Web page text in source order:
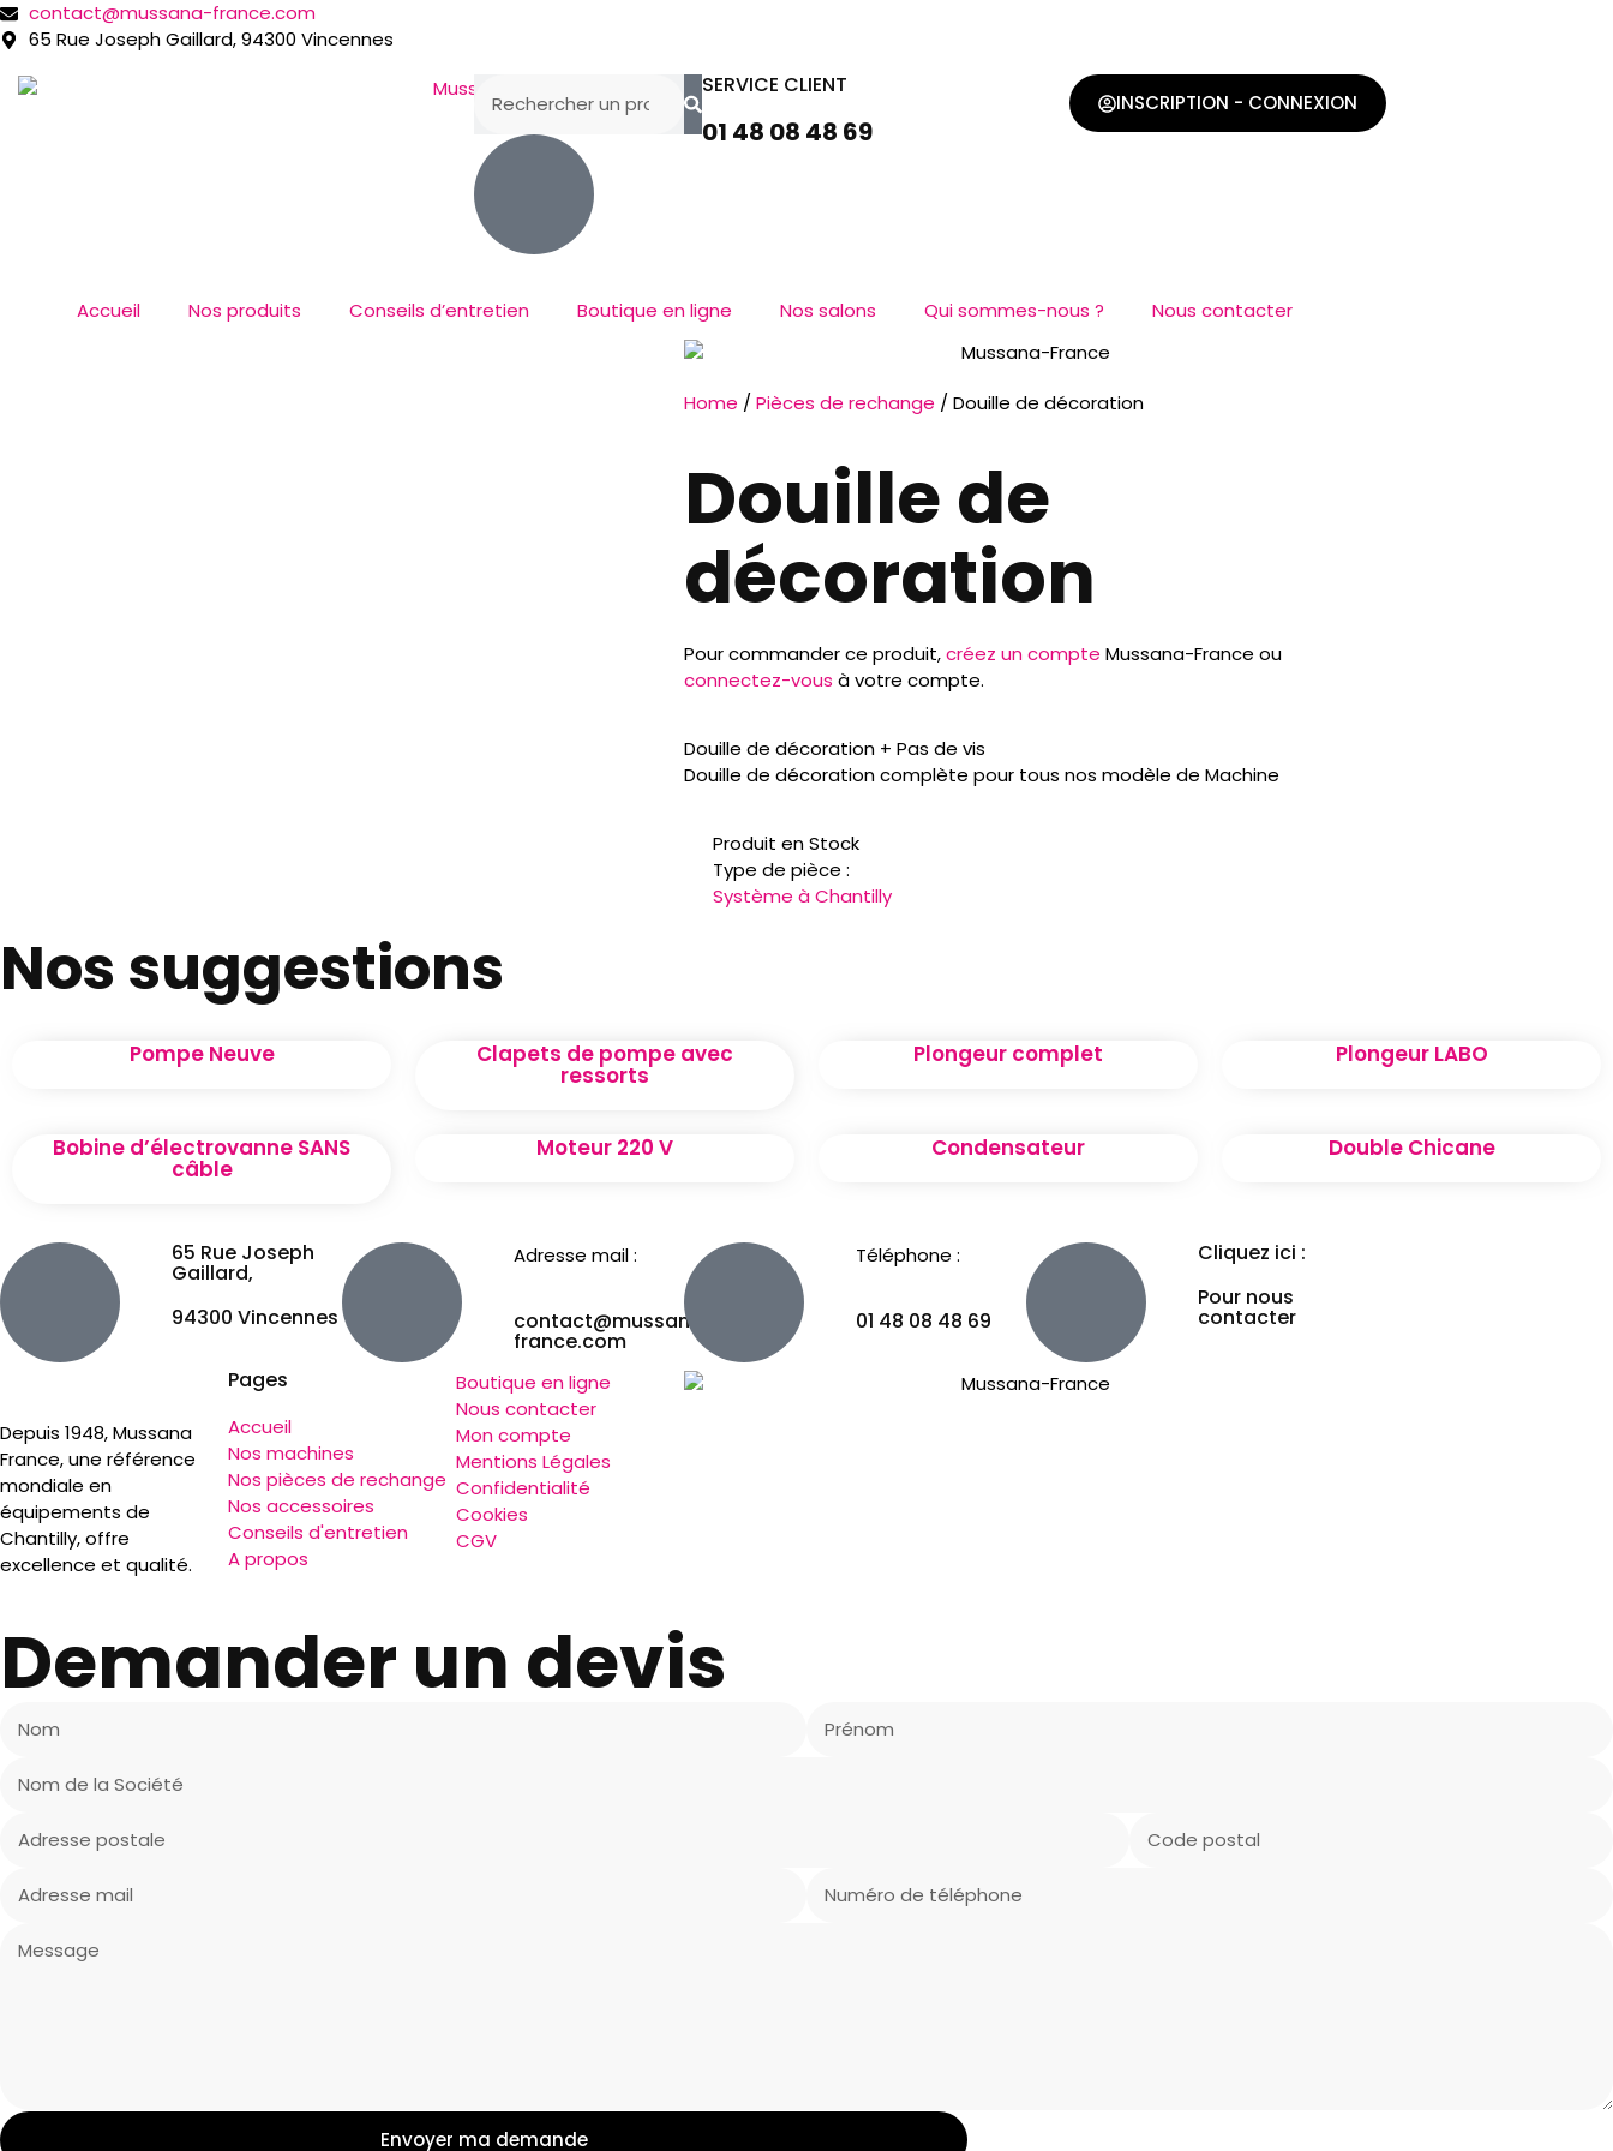
contact@mussana-france.com
65 Rue Joseph Gaillard, 94300 Vincennes
SERVICE CLIENT
01 48 08 48 69
INSCRIPTION - CONNEXION
Accueil Nos produits Conseils d’entretien Boutique en ligne Nos salons Qui sommes-nous ? Nous contacter
Home / Pièces de rechange / Douille de décoration
Douille de
décoration
Pour commander ce produit,créez un compte Mussana-France ou
connectez-vous à votre compte.
Douille de décoration + Pas de vis
Douille de décoration complète pour tous nos modèle de Machine
Produit en Stock
Type de pièce :
Système à Chantilly
Nos suggestions
Pompe Neuve Clapets de pompe avec
ressorts
Plongeur complet Plongeur LABO
Bobine d’électrovanne SANS
câble
Moteur 220 V Condensateur Double Chicane
65 Rue Joseph
Gaillard,
94300 Vincennes
Adresse mail :
contact@mussana-
france.com
Téléphone :
01 48 08 48 69
Cliquez ici :
Pour nous
contacter
Depuis 1948, Mussana
France, une référence
mondiale en
équipements de
Chantilly, offre
excellence et qualité.
Pages
Accueil
Nos machines
Nos pièces de rechange
Nos accessoires
Conseils d'entretien
A propos
Boutique en ligne
Nous contacter
Mon compte
Mentions Légales
Confidentialité
Cookies
CGV
Demander un devis
Envoyer ma demande